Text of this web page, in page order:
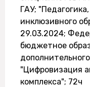
ГАУ;
инклюзивного
29.03.2024;
бюджетное
"Цифровизация
комплекса"; 72ч